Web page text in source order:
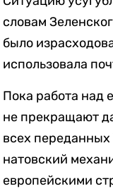
словам
было
использовала
Пока работа над
не прекращают
всех переданных
натовский
европейскими